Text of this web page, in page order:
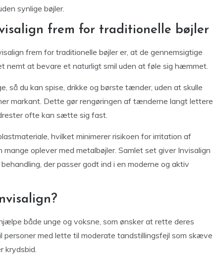
synlige bøjler.
frem for traditionelle bøjler
frem for traditionelle bøjler er, at de gennemsigtige
nemt at bevare et naturligt smil uden at føle sig hæmmet.
så du kan spise, drikke og børste tænder, uden at skulle
markant. Dette gør rengøringen af tænderne langt lettere
ofte kan sætte sig fast.
hvilket minimerer risikoen for irritation af
oplever med metalbøjler. Samlet set giver Invisalign
der passer godt ind i en moderne og aktiv
både unge og voksne, som ønsker at rette deres
med lette til moderate tandstillingsfejl som skæve
krydsbid.